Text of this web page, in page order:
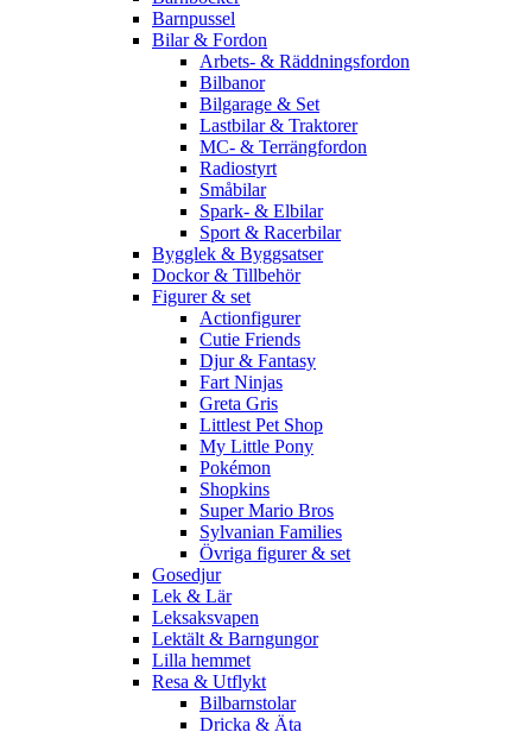
Barnpussel
Bilar & Fordon
Arbets- & Räddningsfordon
Bilbanor
Bilgarage & Set
Lastbilar & Traktorer
MC- & Terrängfordon
Radiostyrt
Småbilar
Spark- & Elbilar
Sport & Racerbilar
Bygglek & Byggsatser
Dockor & Tillbehör
Figurer & set
Actionfigurer
Cutie Friends
Djur & Fantasy
Fart Ninjas
Greta Gris
Littlest Pet Shop
My Little Pony
Pokémon
Shopkins
Super Mario Bros
Sylvanian Families
Övriga figurer & set
Gosedjur
Lek & Lär
Leksaksvapen
Lektält & Barngungor
Lilla hemmet
Resa & Utflykt
Bilbarnstolar
Dricka & Äta